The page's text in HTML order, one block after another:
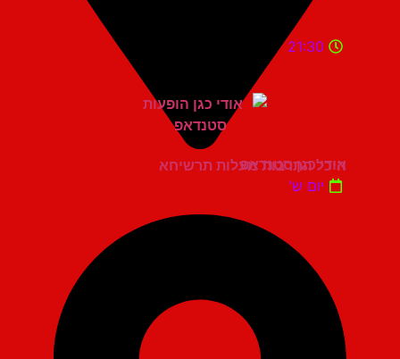
היכל התרבות מעלות תרשיחא
21:30
אודי כגן סטנדאפ
יום ש'